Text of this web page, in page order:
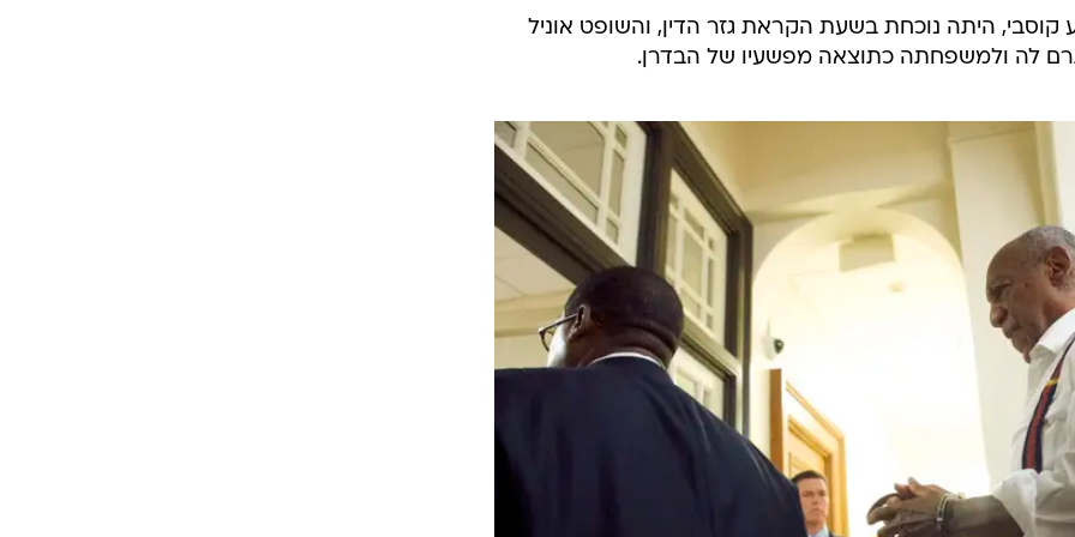
היתה נוכחת בשעת הקראת גזר הדין, והשופט אוניל
לה ולמשפחתה כתוצאה מפשעיו של הבדרן.